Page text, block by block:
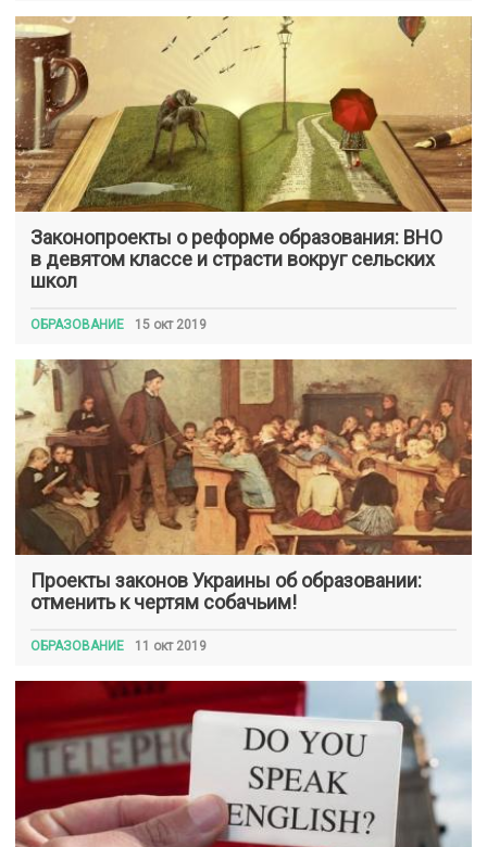
Законопроекты о реформе образования: ВНО
в девятом классе и страсти вокруг сельских
школ
ОБРАЗОВАНИЕ 15 окт 2019
Проекты законов Украины об образовании:
отменить к чертям собачьим!
ОБРАЗОВАНИЕ 11 окт 2019